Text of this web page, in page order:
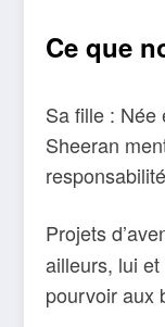
Ce que
Sa fille : Née
Sheeran
Projets
ailleurs, lui
pourvoir aux